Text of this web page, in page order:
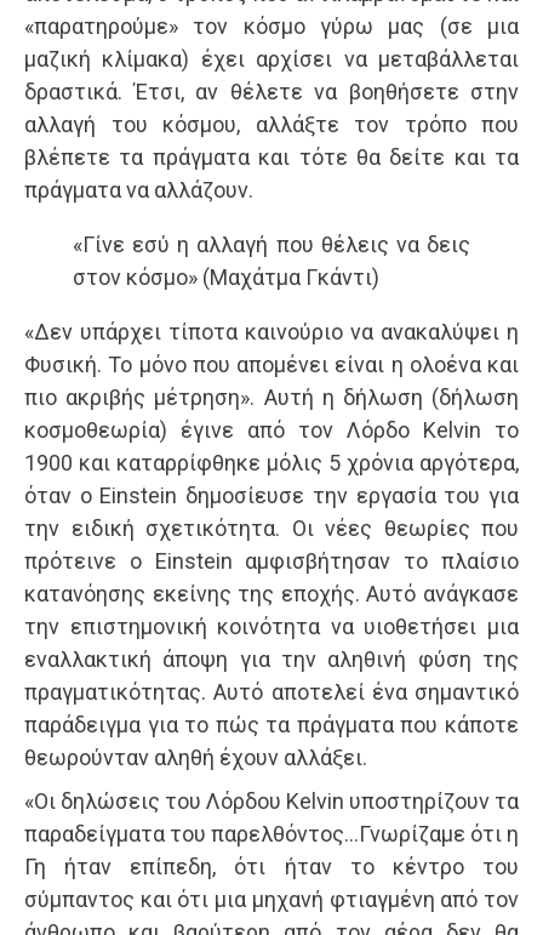
«παρατηρούμε» τον κόσμο γύρω μας (σε μια
μαζική κλίμακα) έχει αρχίσει να μεταβάλλεται
δραστικά. Έτσι, αν θέλετε να βοηθήσετε στην
αλλαγή του κόσμου, αλλάξτε τον τρόπο που
βλέπετε τα πράγματα και τότε θα δείτε και τα
πράγματα να αλλάζουν.
«Γίνε εσύ η αλλαγή που θέλεις να δεις
στον κόσμο» (Μαχάτμα Γκάντι)
«Δεν υπάρχει τίποτα καινούριο να ανακαλύψει η
Φυσική. Το μόνο που απομένει είναι η ολοένα και
πιο ακριβής μέτρηση». Αυτή η δήλωση (δήλωση
κοσμοθεωρία) έγινε από τον Λόρδο Kelvin το
1900 και καταρρίφθηκε μόλις 5 χρόνια αργότερα,
όταν ο Einstein δημοσίευσε την εργασία του για
την ειδική σχετικότητα. Οι νέες θεωρίες που
πρότεινε ο Einstein αμφισβήτησαν το πλαίσιο
κατανόησης εκείνης της εποχής. Αυτό ανάγκασε
την επιστημονική κοινότητα να υιοθετήσει μια
εναλλακτική άποψη για την αληθινή φύση της
πραγματικότητας. Αυτό αποτελεί ένα σημαντικό
παράδειγμα για το πώς τα πράγματα που κάποτε
θεωρούνταν αληθή έχουν αλλάξει.
«Οι δηλώσεις του Λόρδου Kelvin υποστηρίζουν τα
παραδείγματα του παρελθόντος…Γνωρίζαμε ότι η
Γη ήταν επίπεδη, ότι ήταν το κέντρο του
σύμπαντος και ότι μια μηχανή φτιαγμένη από τον